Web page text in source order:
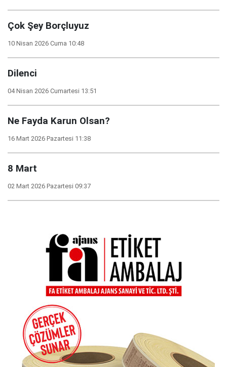
Çok Şey Borçluyuz
10 Nisan 2026 Cuma 10:48
Dilenci
04 Nisan 2026 Cumartesi 13:51
Ne Fayda Karun Olsan?
16 Mart 2026 Pazartesi 11:38
8 Mart
02 Mart 2026 Pazartesi 09:37